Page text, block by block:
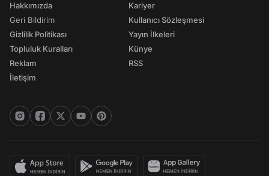
Hakkımızda
Geri Bildirim
Gizlilik Politikası
Topluluk Kuralları
Reklam
İletişim
Kariyer
Kullanıcı Sözleşmesi
Yayın İlkeleri
Künye
RSS